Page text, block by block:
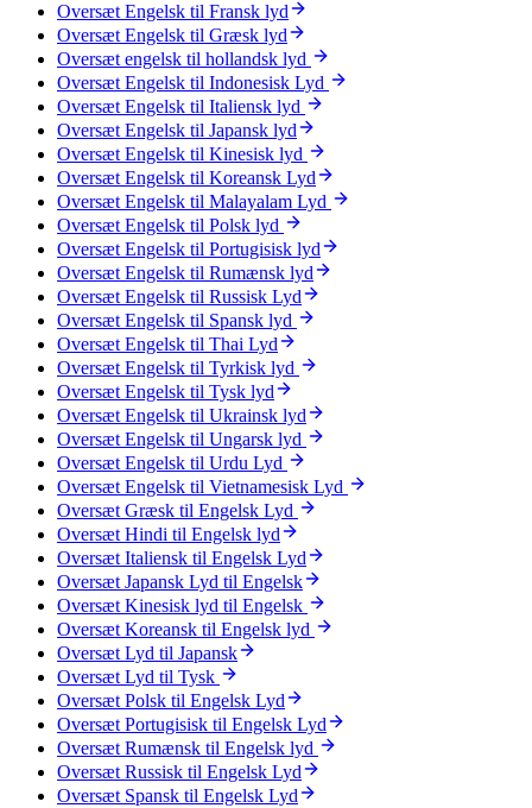
Oversæt Engelsk til Fransk lyd
Oversæt Engelsk til Græsk lyd
Oversæt engelsk til hollandsk lyd
Oversæt Engelsk til Indonesisk Lyd
Oversæt Engelsk til Italiensk lyd
Oversæt Engelsk til Japansk lyd
Oversæt Engelsk til Kinesisk lyd
Oversæt Engelsk til Koreansk Lyd
Oversæt Engelsk til Malayalam Lyd
Oversæt Engelsk til Polsk lyd
Oversæt Engelsk til Portugisisk lyd
Oversæt Engelsk til Rumænsk lyd
Oversæt Engelsk til Russisk Lyd
Oversæt Engelsk til Spansk lyd
Oversæt Engelsk til Thai Lyd
Oversæt Engelsk til Tyrkisk lyd
Oversæt Engelsk til Tysk lyd
Oversæt Engelsk til Ukrainsk lyd
Oversæt Engelsk til Ungarsk lyd
Oversæt Engelsk til Urdu Lyd
Oversæt Engelsk til Vietnamesisk Lyd
Oversæt Græsk til Engelsk Lyd
Oversæt Hindi til Engelsk lyd
Oversæt Italiensk til Engelsk Lyd
Oversæt Japansk Lyd til Engelsk
Oversæt Kinesisk lyd til Engelsk
Oversæt Koreansk til Engelsk lyd
Oversæt Lyd til Japansk
Oversæt Lyd til Tysk
Oversæt Polsk til Engelsk Lyd
Oversæt Portugisisk til Engelsk Lyd
Oversæt Rumænsk til Engelsk lyd
Oversæt Russisk til Engelsk Lyd
Oversæt Spansk til Engelsk Lyd